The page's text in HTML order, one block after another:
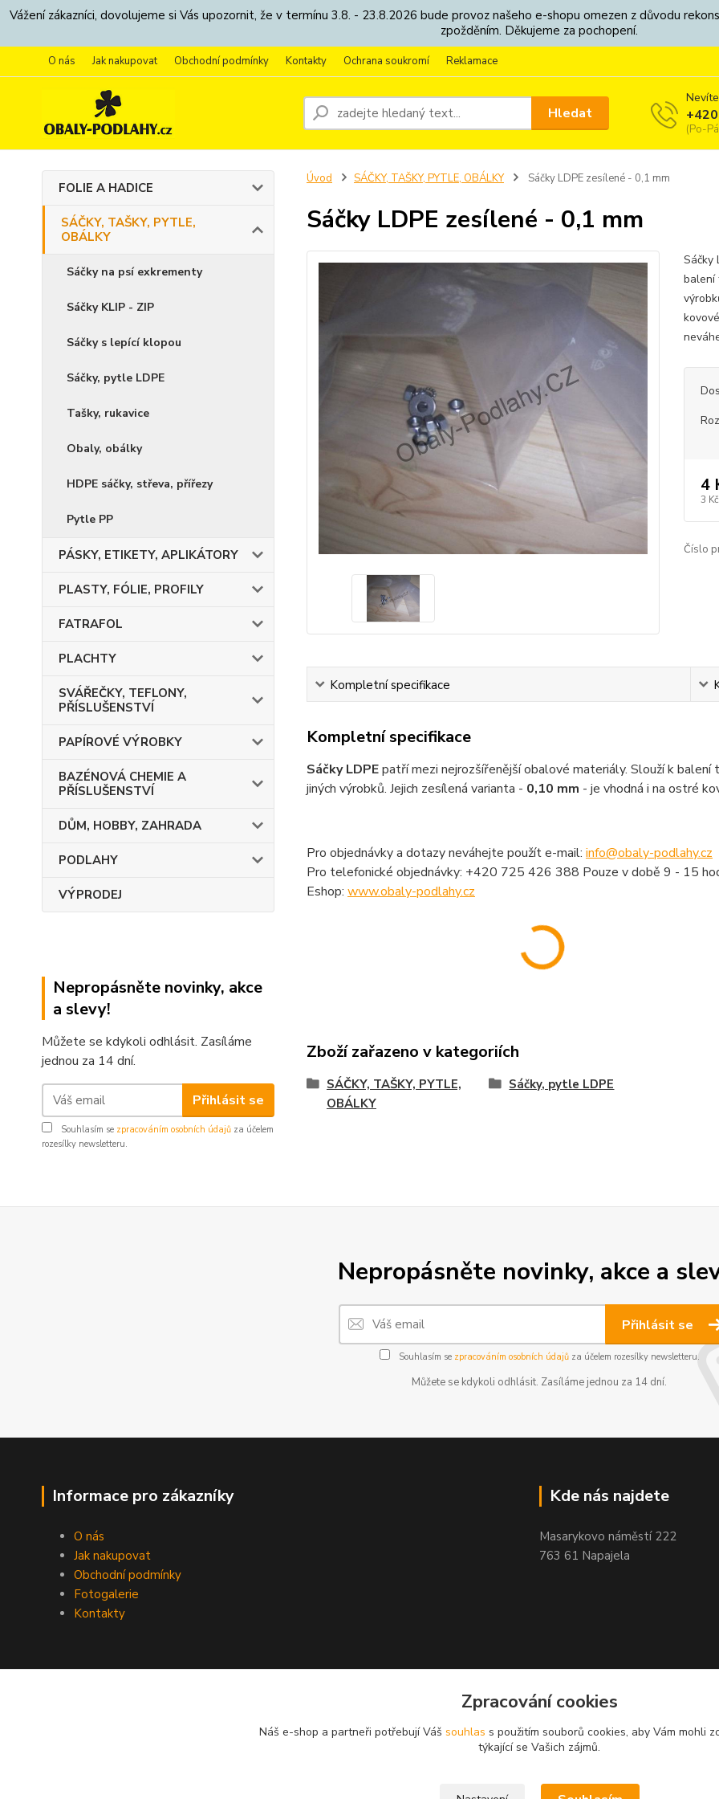
Vážení zákazníci, dovolujeme si Vás upozornit, že v termínu 3.8. - 23.8.2026 bude provoz našeho e-shopu omezen z důvodu
zpožděním. Děkujeme za pochopení.
O nás Jak nakupovat Obchodní podmínky Kontakty Ochrana soukromí Reklamace
Hledat
(Po-
FOLIE A HADICE
SÁČKY, TAŠKY, PYTLE,
OBÁLKY
Sáčky na psí exkrementy
Sáčky KLIP - ZIP
Sáčky s lepící klopou
Sáčky, pytle LDPE
Tašky, rukavice
Obaly, obálky
HDPE sáčky, střeva, přířezy
Pytle PP
PÁSKY, ETIKETY, APLIKÁTORY
PLASTY, FÓLIE, PROFILY
FATRAFOL
PLACHTY
SVÁŘEČKY, TEFLONY,
PŘÍSLUŠENSTVÍ
PAPÍROVÉ VÝROBKY
BAZÉNOVÁ CHEMIE A
PŘÍSLUŠENSTVÍ
DŮM, HOBBY, ZAHRADA
PODLAHY
VÝPRODEJ
Nepropásněte novinky, akce
a slevy!
Můžete se kdykoli odhlásit. Zasíláme
jednou za 14 dní.
Přihlásit se
Souhlasím se zpracováním osobních údajů za účelem
rozesílky newsletteru.
Úvod SÁČKY, TAŠKY, PYTLE, OBÁLKY Sáčky LDPE zesílené - 0,1 mm
Sáčky LDPE zesílené - 0,1 mm
Sáčky
balení
4
3 Kč
Číslo
Kompletní specifikace
Kompletní specifikace
Sáčky LDPEpatří mezi nejrozšířenější obalové materiály. Slouží k
jiných výrobků. Jejich zesílená varianta - 0,10 mm - je vhodná i na ostré
Pro objednávky a dotazy neváhejte použít e-mail: info@obaly-podlahy.cz
Pro telefonické objednávky: +420 725 426 388 Pouze v době 9 - 15
Eshop: www.obaly-podlahy.cz
Zboží zařazeno v kategoriích
SÁČKY, TAŠKY, PYTLE,
OBÁLKY
Sáčky, pytle LDPE
Nepropásněte novinky, akce a
Přihlásit se
Souhlasím se zpracováním osobních údajůza účelem rozesílky newsletteru.
Můžete se kdykoli odhlásit. Zasíláme jednou za 14 dní.
Informace pro zákazníky
O nás
Jak nakupovat
Obchodní podmínky
Fotogalerie
Kontakty
Kde nás najdete
Masarykovo náměstí 222
763 61 Napajela
Zpracování cookies
Náš e-shop a partneři potřebují Váš souhlas s použitím souborů cookies, aby Vám mohli
týkající se Vašich zájmů.